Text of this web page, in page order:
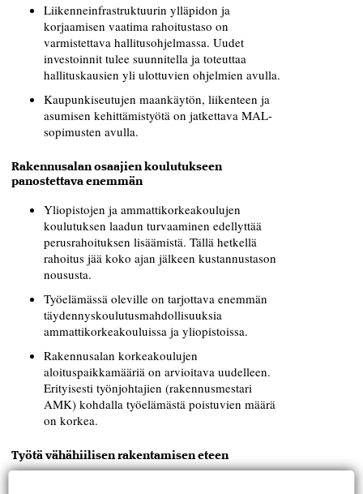
Liikenneinfrastruktuurin ylläpidon ja
korjaamisen vaatima rahoitustaso on
varmistettava hallitusohjelmassa. Uudet
investoinnit tulee suunnitella ja toteuttaa
hallituskausien yli ulottuvien ohjelmien avulla.
Kaupunkiseutujen maankäytön, liikenteen ja
asumisen kehittämistyötä on jatkettava MAL-
sopimusten avulla.
Rakennusalan osaajien koulutukseen
panostettava enemmän
Yliopistojen ja ammattikorkeakoulujen
koulutuksen laadun turvaaminen edellyttää
perusrahoituksen lisäämistä. Tällä hetkellä
rahoitus jää koko ajan jälkeen kustannustason
noususta.
Työelämässä oleville on tarjottava enemmän
täydennyskoulutusmahdollisuuksia
ammattikorkeakouluissa ja yliopistoissa.
Rakennusalan korkeakoulujen
aloituspaikkamääriä on arvioitava uudelleen.
Erityisesti työnjohtajien (rakennusmestari
AMK) kohdalla työelämästä poistuvien määrä
on korkea.
Työtä vähähiilisen rakentamisen eteen